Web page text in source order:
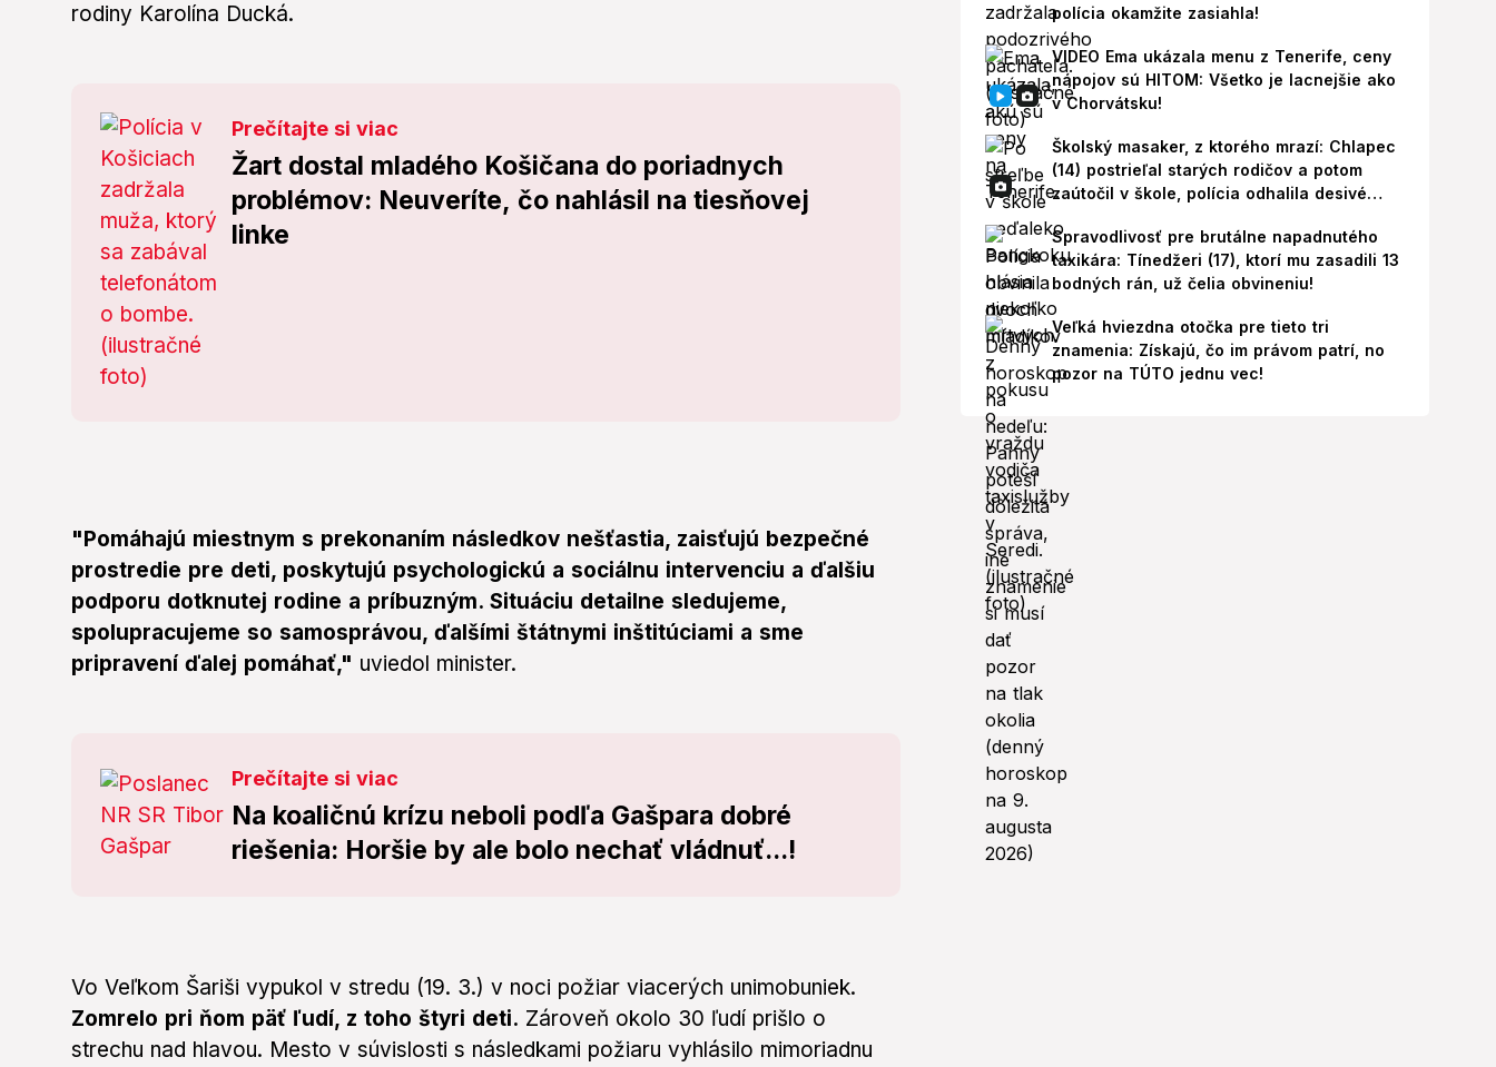
rodiny Karolína Ducká.
Prečítajte si viac
Žart dostal mladého Košičana do poriadnych
problémov: Neuveríte, čo nahlásil na tiesňovej
linke
"Pomáhajú miestnym s prekonaním následkov nešťastia, zaisťujú bezpečné
prostredie pre deti, poskytujú psychologickú a sociálnu intervenciu a ďalšiu
podporu dotknutej rodine a príbuzným. Situáciu detailne sledujeme,
spolupracujeme so samosprávou, ďalšími štátnymi inštitúciami a sme
pripravení ďalej pomáhať," uviedol minister.
Prečítajte si viac
Na koaličnú krízu neboli podľa Gašpara dobré
riešenia: Horšie by ale bolo nechať vládnuť...!
Vo Veľkom Šariši vypukol v stredu (19. 3.) v noci požiar viacerých unimobuniek.
Zomrelo pri ňom päť ľudí, z toho štyri deti. Zároveň okolo 30 ľudí prišlo o
strechu nad hlavou. Mesto v súvislosti s následkami požiaru vyhlásilo mimoriadnu
polícia okamžite zasiahla!
VIDEO Ema ukázala menu z Tenerife, ceny
nápojov sú HITOM: Všetko je lacnejšie ako
v Chorvátsku!
Školský masaker, z ktorého mrazí: Chlapec
(14) postrieľal starých rodičov a potom
zaútočil v škole, polícia odhalila desivé
Spravodlivosť pre brutálne napadnutého
taxikára: Tínedžeri (17), ktorí mu zasadili 13
bodných rán, už čelia obvineniu!
Veľká hviezdna otočka pre tieto tri
znamenia: Získajú, čo im právom patrí, no
pozor na TÚTO jednu vec!